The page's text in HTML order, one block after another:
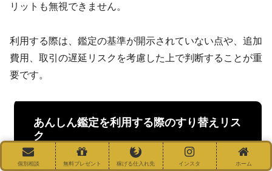
リットも無視できません。
利用する際は、鑑定の基準が開示されていない点や、追加
費用、取引の遅延リスクを考慮した上で判断することが重
要です。
あんしん鑑定を利用する際のすり替えリス
ク
個別相談 無料プレゼント 稼げる仕入れ先 インスタ ホーム